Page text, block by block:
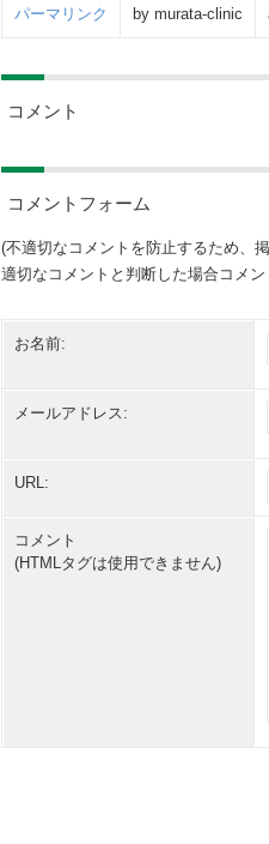
パーマリンク by murata-clinic
コメント
コメントフォーム
(不適切なコメントを防止するため、
適切なコメントと判断した場合コメ
お名前:
メールアドレス:
URL:
コメント
(HTMLタグは使用できません)